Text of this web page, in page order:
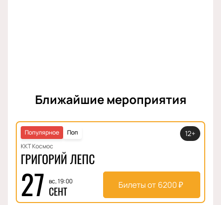
Ближайшие мероприятия
Поп
Популярное
ККТ Космос
ГРИГОРИЙ ЛЕПС
27 вс, 19:00
СЕНТ
12+
Билеты от 6200₽